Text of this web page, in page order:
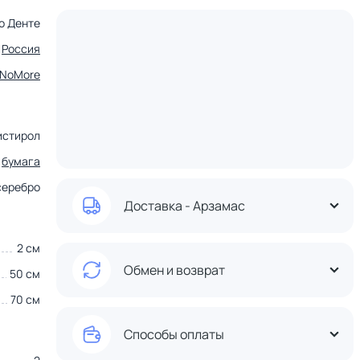
Денте
Россия
бумага
2 см
50 см
70 см
Доставка - Арзамас
Обмен и возврат
Способы оплаты